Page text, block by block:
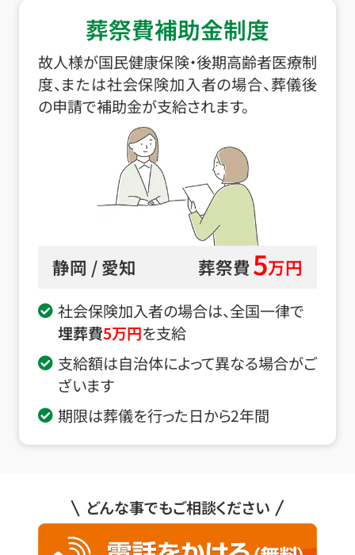
葬祭費補助金制度
故人様が国民健康保険・後期高齢者医療制
度、または社会保険加入者の場合、葬儀後
の申請で補助金が支給されます。
静岡 / 愛知 葬祭費5万円
社会保険加入者の場合は、全国一律で
埋葬費5万円を支給
支給額は自治体によって異なる場合がご
ざいます
期限は葬儀を行った日から2年間
どんな事でもご相談ください